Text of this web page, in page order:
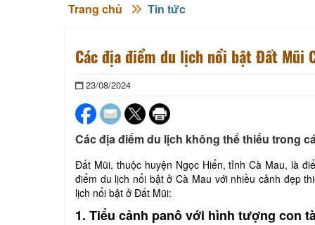
Trang chủ Tin tức
Các địa điểm du lịch nổi bật Đất Mũi
23/08/2024
Các địa điểm du lịch không thể thiếu trong
Đất Mũi, thuộc huyện Ngọc Hiển, tỉnh Cà Mau, là
điểm du lịch nổi bật ở Cà Mau với nhiều cảnh đẹp
lịch nổi bật ở Đất Mũi:
1. Tiểu cảnh panô với hình tượng con